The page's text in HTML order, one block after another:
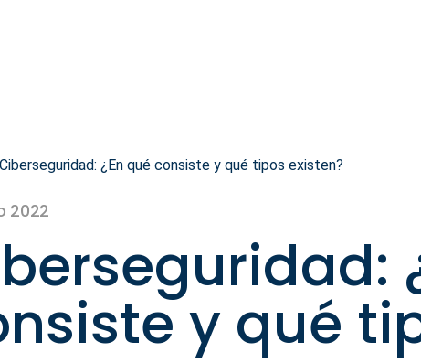
Ciberseguridad: ¿En qué consiste y qué tipos existen?
2022
y qué